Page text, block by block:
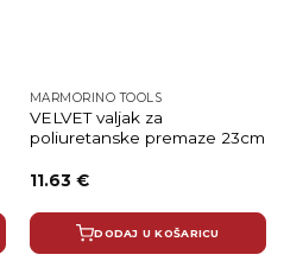
MARMORINO TOOLS
VELVET valjak za
poliuretanske premaze 23cm
11.63 €
DODAJ U KOŠARICU